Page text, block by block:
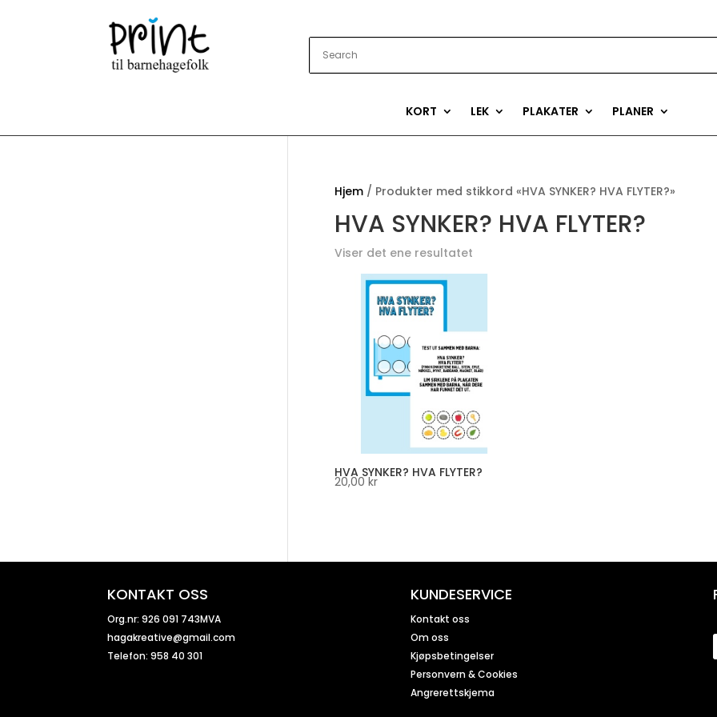
KORT LEK PLAKATER PLANER
Hjem/ Produkter med stikkord «HVA SYNKER? HVA FLYTER?»
HVA SYNKER? HVA FLYTER?
Viser det ene resultatet
HVA SYNKER? HVA FLYTER?
20,00kr
KONTAKT OSS
Org.nr: 926 091 743MVA
hagakreative@gmail.com
Telefon: 958 40 301
KUNDESERVICE
Kontakt oss
Om oss
Kjøpsbetingelser
Personvern & Cookies
Angrerettskjema